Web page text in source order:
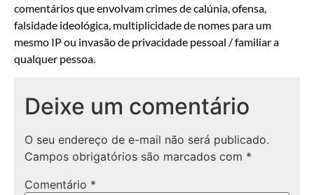
comentários que envolvam crimes de calúnia, ofensa,
falsidade ideológica, multiplicidade de nomes para um
mesmo IP ou invasão de privacidade pessoal / familiar a
qualquer pessoa.
Deixe um comentário
O seu endereço de e-mail não será publicado.
Campos obrigatórios são marcados com *
Comentário *